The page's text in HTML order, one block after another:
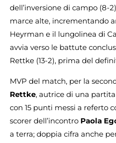
dell’inversione di campo (8-
marce alte, incrementando
Heyrman e il lungolinea di
avvia verso le battute
Rettke (13-2), prima del
MVP del match, per la
Rettke, autrice di una
con 15 punti messi a referto
scorer dell’incontro Paola
a terra; doppia cifra anche